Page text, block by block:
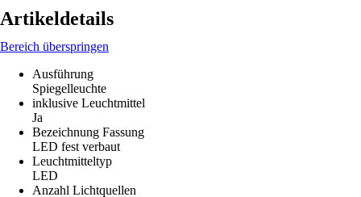
Artikeldetails
Bereich überspringen
Ausführung
Spiegelleuchte
inklusive Leuchtmittel
Ja
Bezeichnung Fassung
LED fest verbaut
Leuchtmitteltyp
LED
Anzahl Lichtquellen